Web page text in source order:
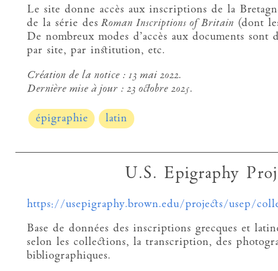
Le site donne accès aux inscriptions de la
de la série des Roman Inscriptions of Britain(dont
De nombreux modes d’accès aux documents
par site, par institution, etc.
Création de la notice : 13 mai 2022.
Dernière mise à jour : 23 octobre 2025.
épigraphie latin
U.S. Epigraphy
https://usepigraphy.brown.edu/projects/usep/
Base de données des inscriptions grecques et
selon les collections, la transcription, des
bibliographiques.